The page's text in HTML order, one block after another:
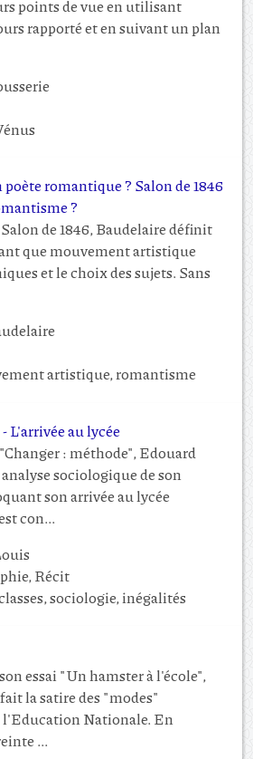
points de vue en utilisant
rapporté et en suivant un plan
romantique ? Salon de 1846
?
de 1846, Baudelaire définit
que mouvement artistique
et le choix des sujets. Sans
artistique, romantisme
L'arrivée au lycée
: méthode", Edouard
sociologique de son
son arrivée au lycée
con...
Récit
sociologie, inégalités
essai "Un hamster à l'école",
la satire des "modes"
l'Education Nationale. En
...